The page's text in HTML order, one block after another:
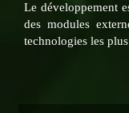
Le développement
des modules
technologies les